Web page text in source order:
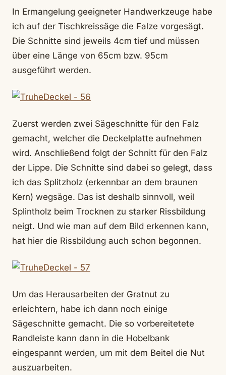
In Ermangelung geeigneter Handwerkzeuge habe
ich auf der Tischkreissäge die Falze vorgesägt.
Die Schnitte sind jeweils 4cm tief und müssen
über eine Länge von 65cm bzw. 95cm
ausgeführt werden.
Zuerst werden zwei Sägeschnitte für den Falz
gemacht, welcher die Deckelplatte aufnehmen
wird. Anschließend folgt der Schnitt für den Falz
der Lippe. Die Schnitte sind dabei so gelegt, dass
ich das Splitzholz (erkennbar an dem braunen
Kern) wegsäge. Das ist deshalb sinnvoll, weil
Splintholz beim Trocknen zu starker Rissbildung
neigt. Und wie man auf dem Bild erkennen kann,
hat hier die Rissbildung auch schon begonnen.
Um das Herausarbeiten der Gratnut zu
erleichtern, habe ich dann noch einige
Sägeschnitte gemacht. Die so vorbereitetete
Randleiste kann dann in die Hobelbank
eingespannt werden, um mit dem Beitel die Nut
auszuarbeiten.